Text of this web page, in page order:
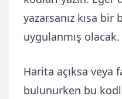
yazarsanız kısa
uygulanmış olacak.
Harita açıksa veya
bulunurken bu